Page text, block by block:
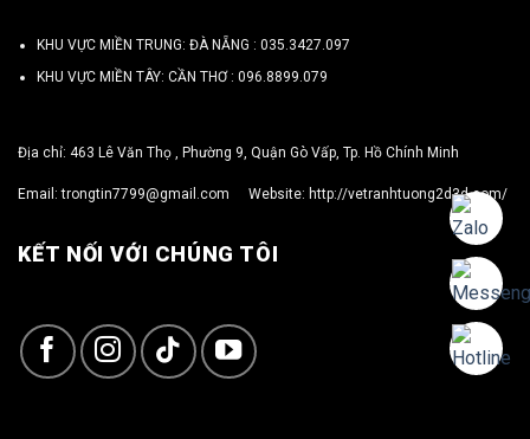
KHU VỰC MIỀN TRUNG: ĐÀ NẴNG : 035.3427.097
KHU VỰC MIỀN TÂY: CẦN THƠ : 096.8899.079
Địa chỉ: 463 Lê Văn Thọ , Phường 9, Quận Gò Vấp, Tp. Hồ Chính Minh
Email:trongtin7799@gmail.com Website: http://vetranhtuong2d3d.com/
KẾT NỐI VỚI CHÚNG TÔI